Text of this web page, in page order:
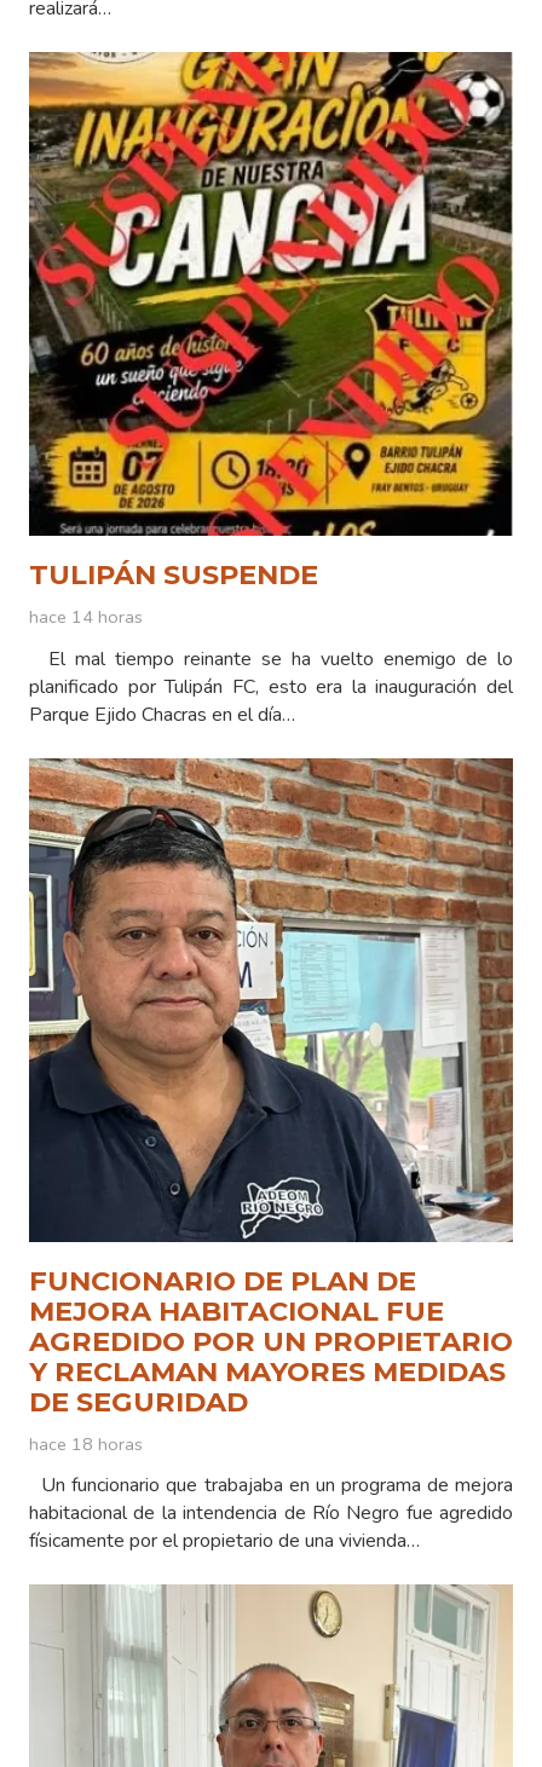
realizará…
TULIPÁN SUSPENDE
hace 14 horas
El mal tiempo reinante se ha vuelto enemigo de lo
planificado por Tulipán FC, esto era la inauguración del
Parque Ejido Chacras en el día…
FUNCIONARIO DE PLAN DE
MEJORA HABITACIONAL FUE
AGREDIDO POR UN PROPIETARIO
Y RECLAMAN MAYORES MEDIDAS
DE SEGURIDAD
hace 18 horas
Un funcionario que trabajaba en un programa de mejora
habitacional de la intendencia de Río Negro fue agredido
físicamente por el propietario de una vivienda…